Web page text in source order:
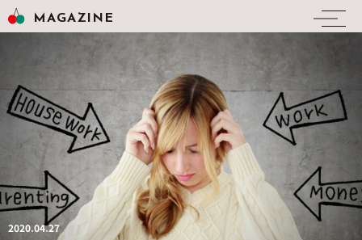
MAGAZINE
2020.11.06
2020.04.27
2020.04.25
2020.04.19
2019.02.19